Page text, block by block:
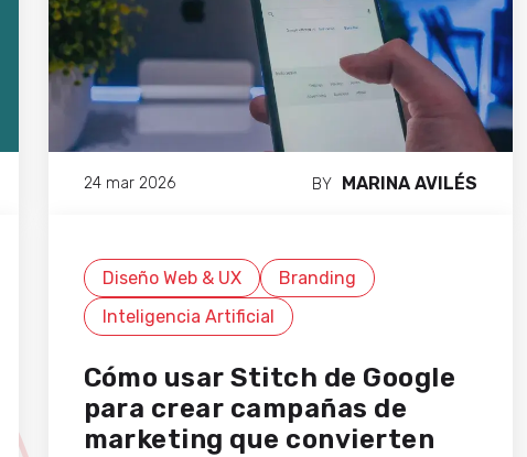
24 mar 2026 BY MARINA AVILÉS
Diseño Web & UX
Branding
Inteligencia Artificial
Cómo usar Stitch de Google
para crear campañas de
marketing que convierten